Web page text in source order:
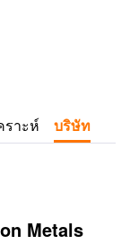
ราะห์ บริษัท
Metals